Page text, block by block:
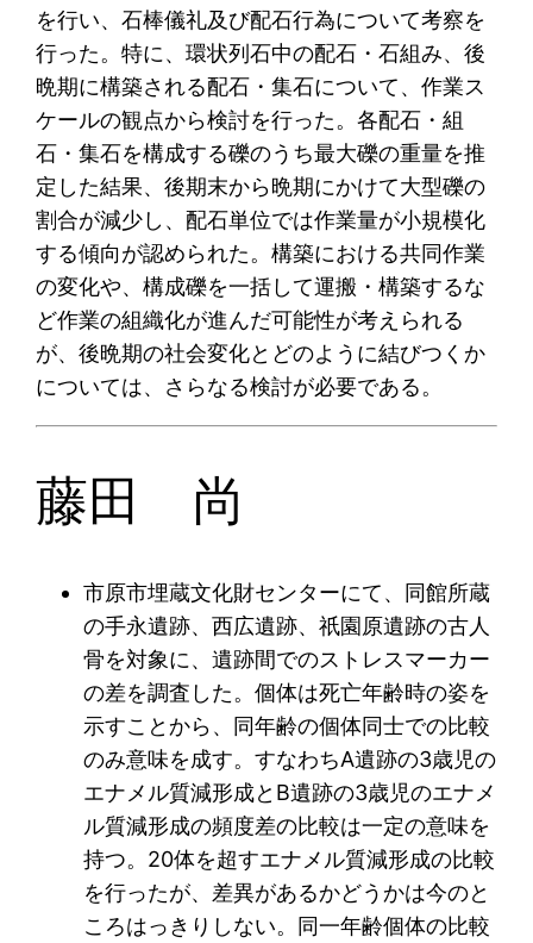
を行い、石棒儀礼及び配石行為について考察を
行った。特に、環状列石中の配石・石組み、後
晩期に構築される配石・集石について、作業ス
ケールの観点から検討を行った。各配石・組
石・集石を構成する礫のうち最大礫の重量を推
定した結果、後期末から晩期にかけて大型礫の
割合が減少し、配石単位では作業量が小規模化
する傾向が認められた。構築における共同作業
の変化や、構成礫を一括して運搬・構築するな
ど作業の組織化が進んだ可能性が考えられる
が、後晩期の社会変化とどのように結びつくか
については、さらなる検討が必要である。
藤田 尚
市原市埋蔵文化財センターにて、同館所蔵
の手永遺跡、西広遺跡、祇園原遺跡の古人
骨を対象に、遺跡間でのストレスマーカー
の差を調査した。個体は死亡年齢時の姿を
示すことから、同年齢の個体同士での比較
のみ意味を成す。すなわちA遺跡の3歳児の
エナメル質減形成とB遺跡の3歳児のエナメ
ル質減形成の頻度差の比較は一定の意味を
持つ。20体を超すエナメル質減形成の比較
を行ったが、差異があるかどうかは今のと
ころはっきりしない。同一年齢個体の比較